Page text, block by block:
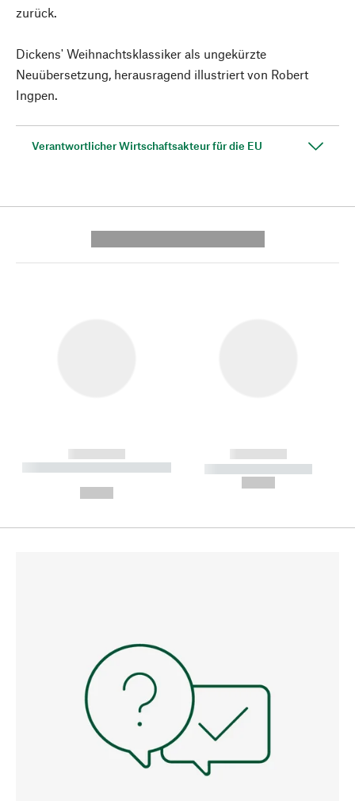
zurück.
Dickens' Weihnachtsklassiker als ungekürzte
Neuübersetzung, herausragend illustriert von Robert
Ingpen.
Verantwortlicher Wirtschaftsakteur für die EU
------------
----------- ----------- --------
------------
----------- -----------